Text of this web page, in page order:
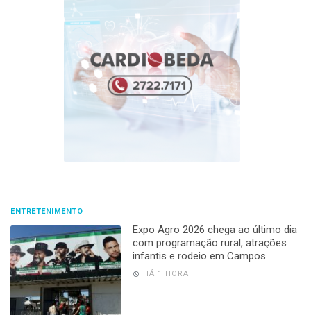
ENTRETENIMENTO
Expo Agro 2026 chega ao último dia
com programação rural, atrações
infantis e rodeio em Campos
HÁ 1 HORA